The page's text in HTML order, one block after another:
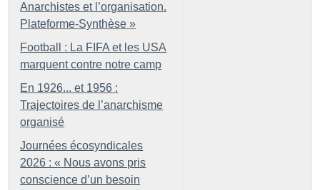
Anarchistes et l’organisation.
Plateforme-Synthèse »
Football : La FIFA et les USA
marquent contre notre camp
En 1926... et 1956 :
Trajectoires de l’anarchisme
organisé
Journées écosyndicales
2026 : « Nous avons pris
conscience d’un besoin